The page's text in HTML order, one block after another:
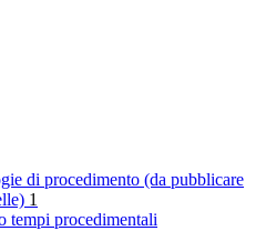
di procedimento (da pubblicare
1
tempi procedimentali